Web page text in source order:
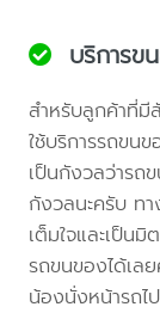
บริการข
สำหรับลูกค้าที่
ใช้บริการรถขน
เป็นกังวลว่ารถ
กังวลนะครับ ท
เต็มใจและเป็น
รถขนของได้เล
น้องนั่งหน้ารถไ